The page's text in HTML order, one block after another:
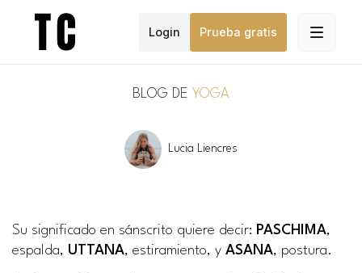
Login Prueba gratis
BLOG DE YOGA
Lucia Liencres
Su significado en sánscrito quiere decir: PASCHIMA,
espalda, UTTANA, estiramiento, y ASANA, postura.